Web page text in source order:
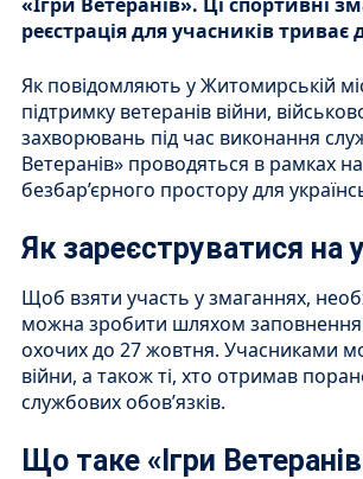
реєстрація для учасників триває
Як повідомляють у Житомирській
підтримку ветеранів війни,
захворювань під час виконання
Ветеранів» проводяться в рамках
безбар’єрного простору для
Як зареєструватися на
Щоб взяти участь у змаганнях,
можна зробити шляхом заповнення
охочих до 27 жовтня. Учасниками
війни, а також ті, хто отримав
службових обов’язків.
Що таке «Ігри